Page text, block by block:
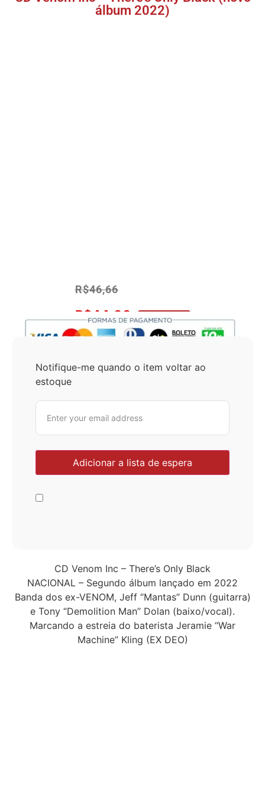
álbum 2022)
R$46,66
R$44,33 No Pix 5% OFF
Notifique-me quando o item voltar ao
estoque
CD Venom Inc – There’s Only Black
NACIONAL – Segundo álbum lançado em 2022
Banda dos ex-VENOM, Jeff “Mantas” Dunn (guitarra)
e Tony “Demolition Man” Dolan (baixo/vocal).
Marcando a estreia do baterista Jeramie “War
Machine” Kling (EX DEO)